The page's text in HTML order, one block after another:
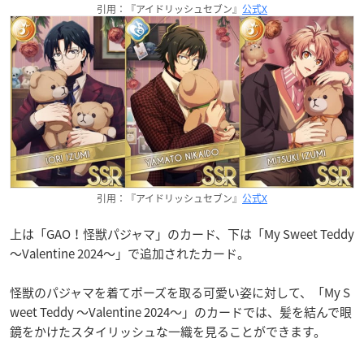
引用：『アイドリッシュセブン』 公式X
引用：『アイドリッシュセブン』 公式X
上は「GAO！怪獣パジャマ」のカード、下は「My Sweet Teddy
〜Valentine 2024〜」で追加されたカード。
怪獣のパジャマを着てポーズを取る可愛い姿に対して、「My S
weet Teddy 〜Valentine 2024〜」のカードでは、髪を結んで眼
鏡をかけたスタイリッシュな一織を見ることができます。